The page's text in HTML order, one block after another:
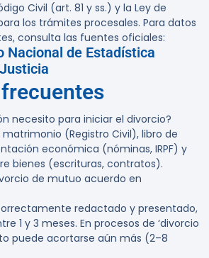
Civil (art. 81 y ss.) y la Ley de
los trámites procesales. Para datos
consulta las fuentes oficiales:
Nacional de Estadística
necesito para iniciar el divorcio?
(Registro Civil), libro de
económica (nóminas, IRPF) y
bienes (escrituras, contratos).
de mutuo acuerdo en
redactado y presentado,
1 y 3 meses. En procesos de ‘divorcio
puede acortarse aún más (2–8